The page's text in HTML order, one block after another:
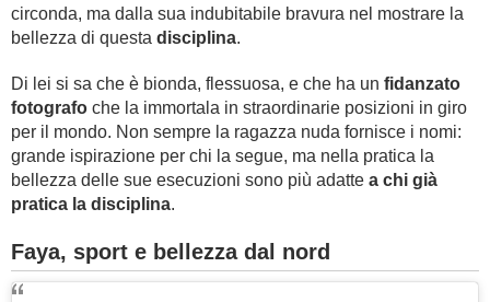
circonda, ma dalla sua indubitabile bravura nel mostrare la
bellezza di questa disciplina.
Di lei si sa che è bionda, flessuosa, e che ha un fidanzato
fotografo che la immortala in straordinarie posizioni in giro
per il mondo. Non sempre la ragazza nuda fornisce i nomi:
grande ispirazione per chi la segue, ma nella pratica la
bellezza delle sue esecuzioni sono più adatte a chi già
pratica la disciplina.
Faya, sport e bellezza dal nord